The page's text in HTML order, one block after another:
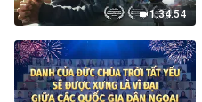
1:34:54